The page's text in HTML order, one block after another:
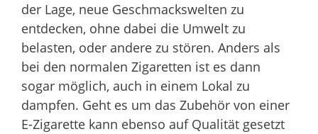
der Lage, neue Geschmackswelten zu
entdecken, ohne dabei die Umwelt zu
belasten, oder andere zu stören. Anders als
bei den normalen Zigaretten ist es dann
sogar möglich, auch in einem Lokal zu
dampfen. Geht es um das Zubehör von einer
E-Zigarette kann ebenso auf Qualität gesetzt